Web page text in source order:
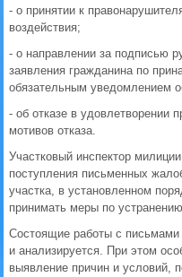
- о принятии к
воздействия;
- о направлении за подписью
заявления гражданина по
обязательным уведомлением
- об отказе в удовлетворении
мотивов отказа.
Участковый инспектор
поступления письменных
участка, в установленном
принимать меры по
Состоящие работы с письмами
и анализируется. При этом
выявление причин и